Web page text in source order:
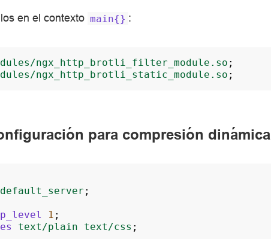
en el contexto main{} :
ngx_http_brotli_filter_module.so ;
ngx_http_brotli_static_module.so ;
para compresión dinámica
default_server ;
1 ;
text/plain text/css ;